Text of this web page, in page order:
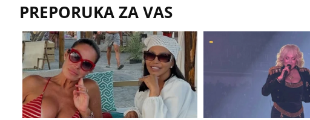
PREPORUKA ZA VAS